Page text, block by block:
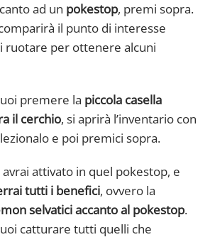
ad un pokestop, premi sopra.
il punto di interesse
ruotare per ottenere alcuni
premere la piccola casella
il cerchio, si aprirà l’inventario con
e poi premici sopra.
attivato in quel pokestop, e
tutti i benefici, ovvero la
selvatici accanto al pokestop.
catturare tutti quelli che